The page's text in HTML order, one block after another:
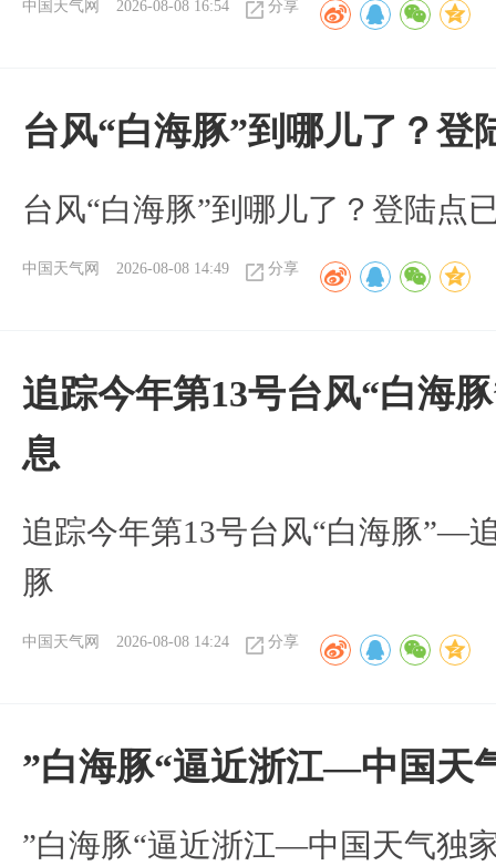
中国天气网 2026-08-08 16:54 分享
台风“白海豚”到哪儿了？登
台风“白海豚”到哪儿了？登陆点
中国天气网 2026-08-08 14:49 分享
追踪今年第13号台风“白海
息
追踪今年第13号台风“白海豚”—
豚
中国天气网 2026-08-08 14:24 分享
”白海豚“逼近浙江—中国天
​”白海豚“逼近浙江—中国天气独